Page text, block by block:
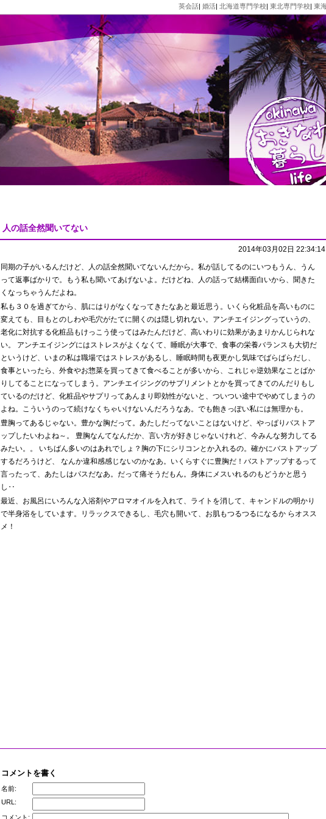
英会話| 婚活| 北海道専門学校| 東北専門学校| 東
人の話全然聞いてない
2014年03月02日 22:34:14
同期の子がいるんだけど、人の話全然聞いてないんだから。私が話してるのにいつもうん、うん
って返事ばかりで。もう私も聞いてあげないよ。だけどね、人の話って結構面白いから、聞きた
くなっちゃうんだよね。
私も３０を過ぎてから、肌にはりがなくなってきたなあと最近思う。いくら化粧品を高いものに
変えても、目もとのしわや毛穴がたてに開くのは隠し切れない。アンチエイジングっていうの、
老化に対抗する化粧品もけっこう使ってはみたんだけど、高いわりに効果があまりかんじられな
い。 アンチエイジングにはストレスがよくなくて、睡眠が大事で、食事の栄養バランスも大切だ
というけど、いまの私は職場ではストレスがあるし、睡眠時間も夜更かし気味でばらばらだし、
食事といったら、外食やお惣菜を買ってきて食べることが多いから、これじゃ逆効果なことばか
りしてることになってしまう。アンチエイジングのサプリメントとかを買ってきてのんだりもし
ているのだけど、化粧品やサプリってあんまり即効性がないと、ついつい途中でやめてしまうの
よね。こういうのって続けなくちゃいけないんだろうなあ。でも飽きっぽい私には無理かも。
豊胸ってあるじゃない。豊かな胸だって。あたしだってないことはないけど、やっぱりバストア
ップしたいわよね～。 豊胸なんてなんだか、言い方が好きじゃないけれど、今みんな努力してる
みたい。。 いちばん多いのはあれでしょ？胸の下にシリコンとか入れるの。確かにバストアップ
するだろうけど、 なんか違和感感じないのかなあ。いくらすぐに豊胸だ！バストアップするって
言ったって、あたしはパスだなあ。だって痛そうだもん。身体にメスいれるのもどうかと思う
し‥
最近、お風呂にいろんな入浴剤やアロマオイルを入れて、ライトを消して、キャンドルの明かり
で半身浴をしています。リラックスできるし、毛穴も開いて、お肌もつるつるになるか らオスス
メ！
コメントを書く
名前:
URL:
コメント: